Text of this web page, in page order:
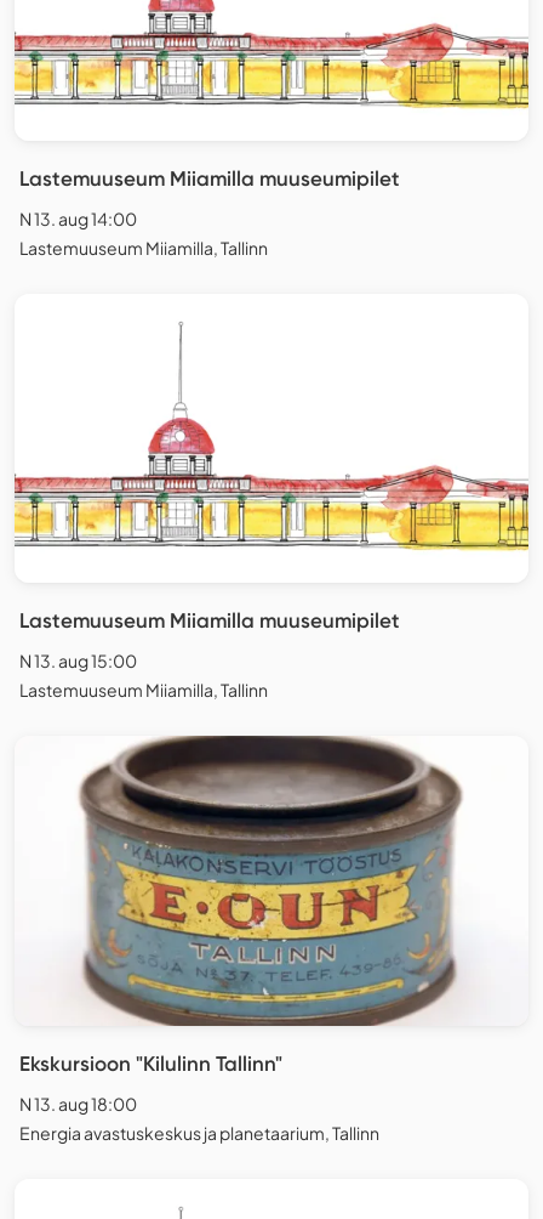
Lastemuuseum Miiamilla muuseumipilet
N 13. aug 14:00
Lastemuuseum Miiamilla, Tallinn
Lastemuuseum Miiamilla muuseumipilet
N 13. aug 15:00
Lastemuuseum Miiamilla, Tallinn
Ekskursioon "Kilulinn Tallinn"
N 13. aug 18:00
Energia avastuskeskus ja planetaarium, Tallinn